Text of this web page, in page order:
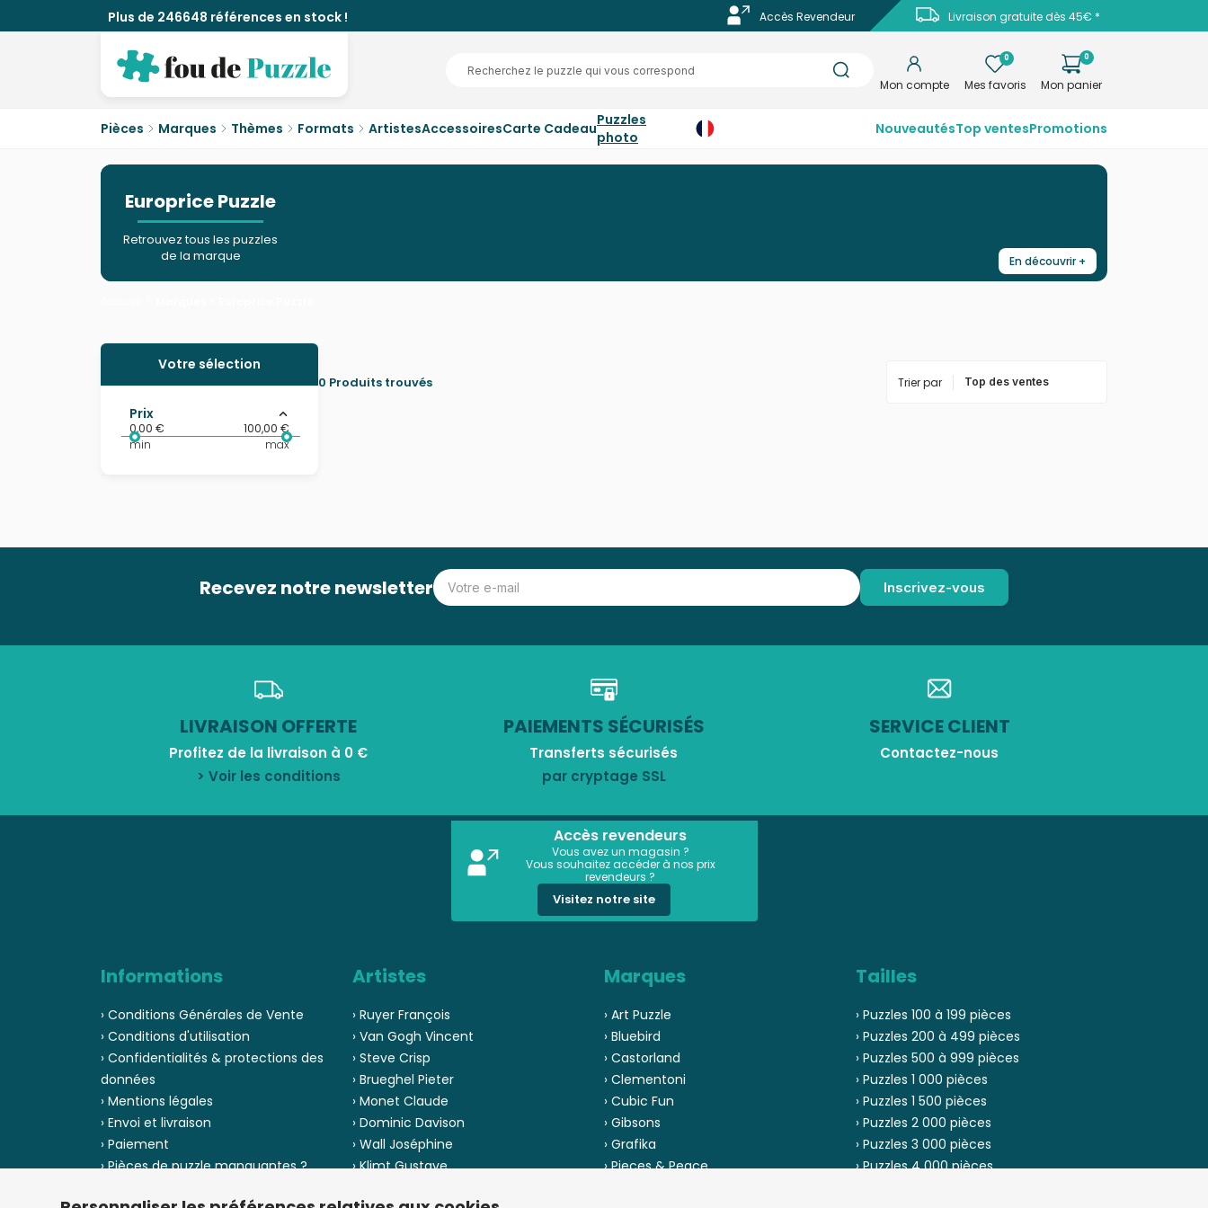
Plus de 246648 références en stock ! Livraison gratuite dès 45€ *
Accès Revendeur
Mon compte
0
Mes favoris
0
Mon panier
Pièces Marques Thèmes Formats ArtistesAccessoiresCarte CadeauPuzzles
photo
NouveautésTop ventesPromotions
Europrice Puzzle
Retrouvez tous les puzzles
de la marque
En découvrir +
0 Produits trouvés Trier par
Votre sélection
Prix
0,00 €
100,00 €
min
max
Recevez notre newsletter
LIVRAISON OFFERTE
Profitez de la livraison à 0 €
> Voir les conditions
PAIEMENTS SÉCURISÉS
Transferts sécurisés
par cryptage SSL
SERVICE CLIENT
Contactez-nous
Accès revendeurs
Vous avez un magasin ?
Vous souhaitez accéder à nos prix
revendeurs ?
Visitez notre site
Informations
› Conditions Générales de Vente
› Conditions d'utilisation
› Confidentialités & protections des
données
› Mentions légales
› Envoi et livraison
› Paiement
› Pièces de puzzle manquantes ?
Artistes
› Ruyer François
› Van Gogh Vincent
› Steve Crisp
› Brueghel Pieter
› Monet Claude
› Dominic Davison
› Wall Joséphine
› Klimt Gustave
Marques
› Art Puzzle
› Bluebird
› Castorland
› Clementoni
› Cubic Fun
› Gibsons
› Grafika
› Pieces & Peace
Tailles
› Puzzles 100 à 199 pièces
› Puzzles 200 à 499 pièces
› Puzzles 500 à 999 pièces
› Puzzles 1 000 pièces
› Puzzles 1 500 pièces
› Puzzles 2 000 pièces
› Puzzles 3 000 pièces
› Puzzles 4 000 pièces